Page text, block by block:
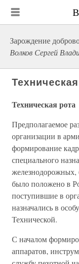
Зарождение
Волков Сергей
Техническая рота
Предполагаемое
организации в
формирование
специального
было положено в
поступившие в
назначались в
Технической.
С началом
аппаратов,